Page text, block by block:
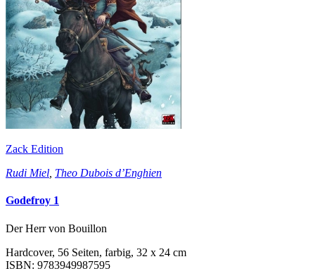
Zack Edition
Rudi Miel Theo Dubois d’Enghien
Godefroy 1
Der Herr von Bouillon
Hardcover, 56 Seiten, farbig, 32 x 24 cm
ISBN: 9783949987595